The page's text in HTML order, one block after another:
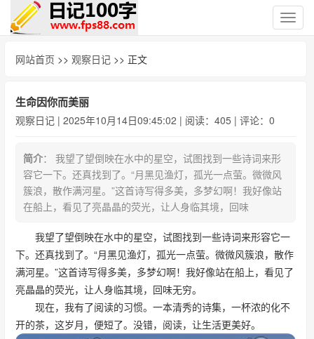
切
换
网站首页 >> 观察日记 >> 正文
生命因你而美丽
观察日记 | 2025年10月14日09:45:02 | 阅读：405 | 评论：0
简介： 我望了望倒映在水中的星空，试图找到一些诗词来形
容它一下。还真找到了。“月黑见渔灯，孤光一点萤。微微风
簇浪，散作满河星。”这首诗写得多美，多梦幻啊！我好像站
在船上，看见了亮晶晶的荧光，让人身临其境，回味
我望了望倒映在水中的星空，试图找到一些诗词来形容它一
下。还真找到了。“月黑见渔灯，孤光一点萤。微微风簇浪，散作
满河星。”这首诗写得多美，多梦幻啊！我好像站在船上，看见了
亮晶晶的荧光，让人身临其境，回味无穷。
现在，我有了阅读的习惯。一本清秀的诗集，一杯浓的化不
开的茶，这岁月，便短了。没错，阅读，让生活更美好。